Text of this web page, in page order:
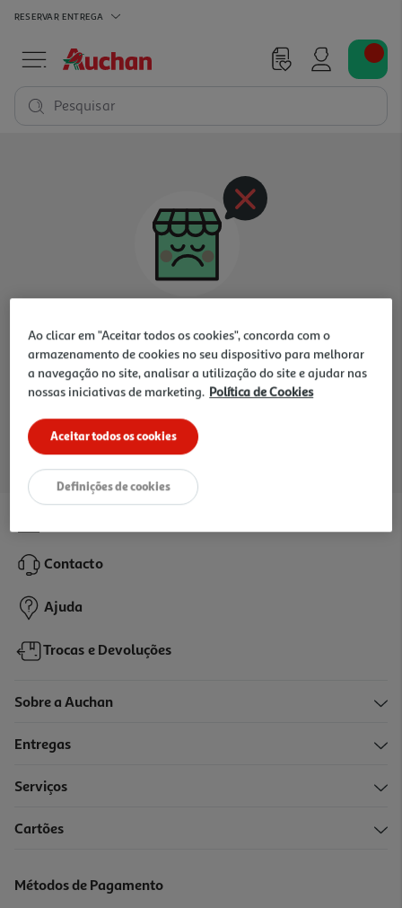
RESERVAR ENTREGA
Pesquisar
para a loja selecionada
Contacto
Ajuda
Trocas e Devoluções
Sobre a Auchan
Entregas
Serviços
Cartões
Métodos de Pagamento
Ao clicar em "Aceitar todos os cookies", concorda com o
armazenamento de cookies no seu dispositivo para melhorar
a navegação no site, analisar a utilização do site e ajudar nas
nossas iniciativas de marketing. Política de Cookies
Aceitar todos os cookies
Definições de cookies